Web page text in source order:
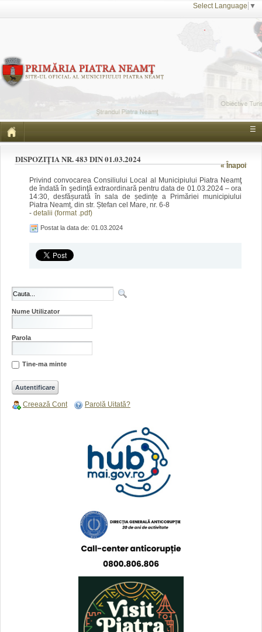
Select Language ▼
☰
« Înapoi
DISPOZIȚIA NR. 483 DIN 01.03.2024
Privind convocarea Consiliului Local al Municipiului Piatra Neamţ
de îndată în şedinţă extraordinară pentru data de 01.03.2024 – ora
14:30, desfășurată în sala de ședințe a Primăriei municipiului
Piatra Neamț, din str. Ștefan cel Mare, nr. 6-8
- detalii (format .pdf)
Postat la data de: 01.03.2024
Nume Utilizator
Parola
Tine-ma minte
Creează Cont Parolă Uitată?